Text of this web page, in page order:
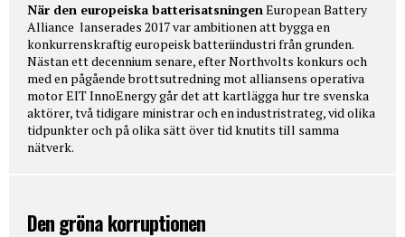
När den europeiska batterisatsningenEuropean Battery
Alliance lanserades 2017 var ambitionen att bygga en
konkurrenskraftig europeisk batteriindustri från grunden.
Nästan ett decennium senare, efter Northvolts konkurs och
med en pågående brottsutredning mot alliansens operativa
motor EIT InnoEnergy går det att kartlägga hur tre svenska
aktörer, två tidigare ministrar och en industristrateg, vid olika
tidpunkter och på olika sätt över tid knutits till samma
nätverk.
Den gröna korruptionen